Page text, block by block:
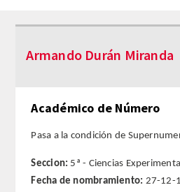
DATOS HISTÓRICOS
HISTORIA
JUNTA DE GOBIERNO
NORMATIVA
Armando Durán Miranda
Académico de Número
Pasa a la condición de
Seccion: 5ª - Ciencias
Fecha de nombramiento: 27-12-